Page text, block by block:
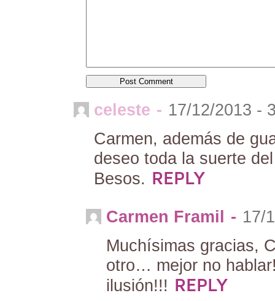
celeste - 17/12/2013 -
Carmen, además de
deseo toda la suerte
Besos. REPLY
Carmen Framil - 17/
Muchísimas gracias,
otro… mejor no
ilusión!!! REPLY